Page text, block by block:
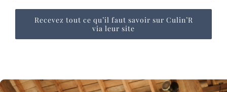
Recevez tout ce qu’il faut savoir sur Culin’R
via leur site